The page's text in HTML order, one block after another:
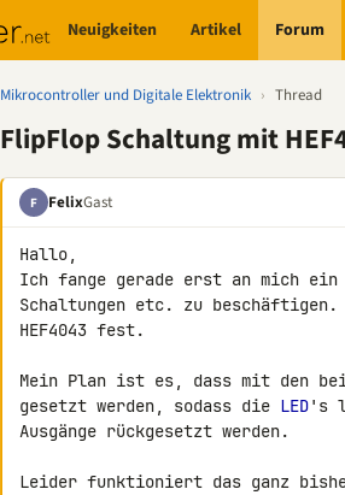
Neuigkeiten Artikel Forum
Mikrocontroller und Digitale Elektronik › Thread
FlipFlop Schaltung mit
F FelixGast
Hallo,
Ich fange gerade erst an mich
Schaltungen etc. zu
HEF4043 fest.
Mein Plan ist es, dass mit den
gesetzt werden, sodass die LED's
Ausgänge rückgesetzt werden.
Leider funktioniert das ganz